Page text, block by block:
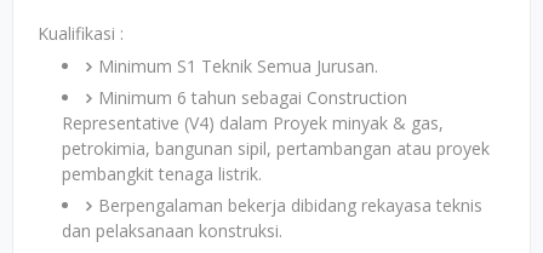
Kualifikasi :
Minimum S1 Teknik Semua Jurusan.
Minimum 6 tahun sebagai Construction
Representative (V4) dalam Proyek minyak & gas,
petrokimia, bangunan sipil, pertambangan atau proyek
pembangkit tenaga listrik.
Berpengalaman bekerja dibidang rekayasa teknis
dan pelaksanaan konstruksi.